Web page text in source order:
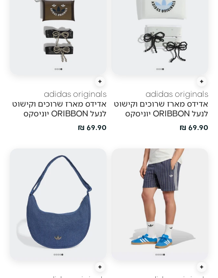
הוסף לעגלה
adidas originals
אדידס מארז שרוכים וקישוט
לנעל ORIBBON יוניסקס
מחיר מבצע
69.90 ₪
הוסף לעגלה
adidas originals
אדידס מארז שרוכים וקישוט
לנעל ORIBBON יוניסקס
מחיר מבצע
69.90 ₪
הוספה מהירה הוסף לעגלה